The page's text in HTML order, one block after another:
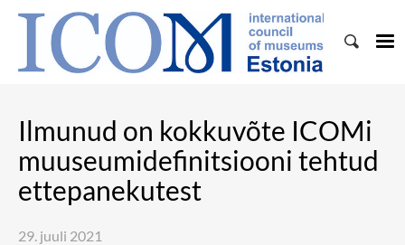
Ilmunud on kokkuvõte ICOMi
muuseumidefinitsiooni tehtud
ettepanekutest
29. juuli 2021